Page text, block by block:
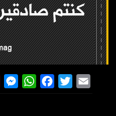
PinterestMessengerWhatsAppFacebook
Twitter